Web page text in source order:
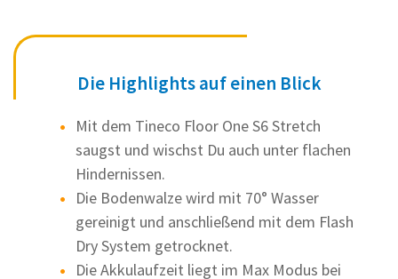
Die Highlights auf einen Blick
Mit dem Tineco Floor One S6 Stretch
saugst und wischst Du auch unter flachen
Hindernissen.
Die Bodenwalze wird mit 70° Wasser
gereinigt und anschließend mit dem Flash
Dry System getrocknet.
Die Akkulaufzeit liegt im Max Modus bei